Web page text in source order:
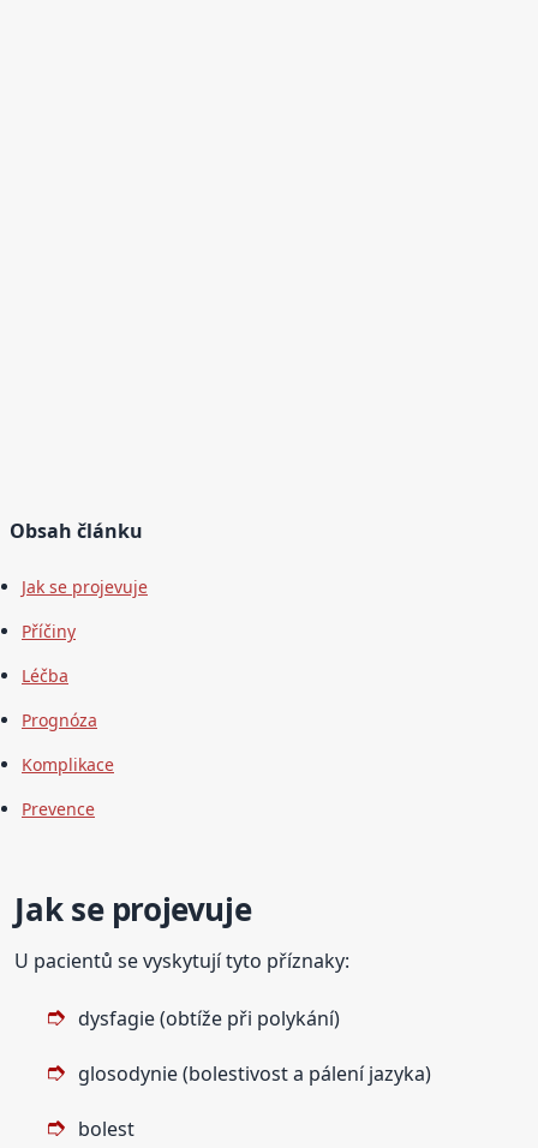
Obsah článku
Jak se projevuje
Příčiny
Léčba
Prognóza
Komplikace
Prevence
Jak se projevuje
U pacientů se vyskytují tyto příznaky:
dysfagie (obtíže při polykání)
glosodynie (bolestivost a pálení jazyka)
bolest